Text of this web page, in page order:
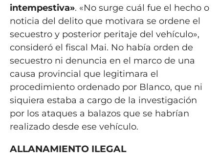
intempestiva». «No surge cuál fue el hecho o
noticia del delito que motivara se ordene el
secuestro y posterior peritaje del vehículo»,
consideró el fiscal Mai. No había orden de
secuestro ni denuncia en el marco de una
causa provincial que legitimara el
procedimiento ordenado por Blanco, que ni
siquiera estaba a cargo de la investigación
por los ataques a balazos que se habrían
realizado desde ese vehículo.
ALLANAMIENTO ILEGAL